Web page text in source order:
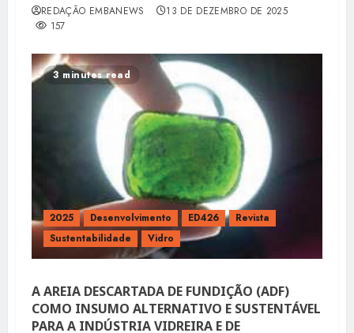
REDAÇÃO EMBANEWS
13 DE DEZEMBRO DE 2025
157
3 minutes read
2025 Desenvolvimento ED426
Revista
Sustentabilidade
Vidro
A AREIA DESCARTADA DE FUNDIÇÃO (ADF)
COMO INSUMO ALTERNATIVO E SUSTENTÁVEL
PARA A INDÚSTRIA VIDREIRA E DE